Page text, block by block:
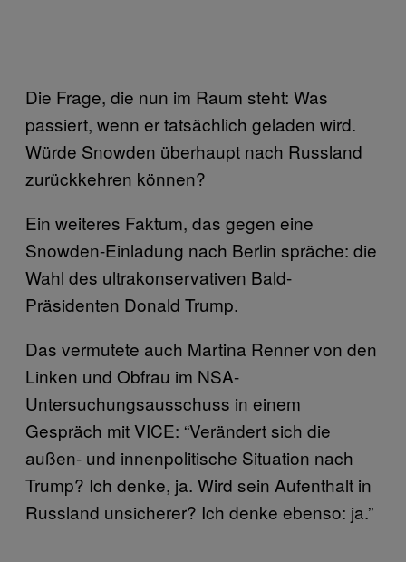
Die Frage, die nun im Raum steht: Was
passiert, wenn er tatsächlich geladen wird.
Würde Snowden überhaupt nach Russland
zurückkehren können?
Ein weiteres Faktum, das gegen eine
Snowden-Einladung nach Berlin spräche: die
Wahl des ultrakonservativen Bald-
Präsidenten Donald Trump.
Das vermutete auch Martina Renner von den
Linken und Obfrau im NSA-
Untersuchungsausschuss in einem
Gespräch mit VICE: “Verändert sich die
außen- und innenpolitische Situation nach
Trump? Ich denke, ja. Wird sein Aufenthalt in
Russland unsicherer? Ich denke ebenso: ja.”